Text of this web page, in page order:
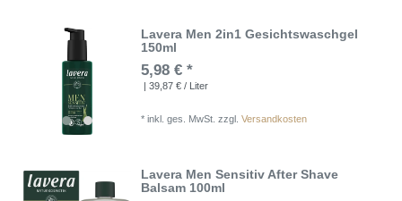
Lavera Men 2in1 Gesichtswaschgel
150ml
5,98 € *
| 39,87 € / Liter
*inkl. ges. MwSt. zzgl.Versandkosten
Lavera Men Sensitiv After Shave
Balsam 100ml